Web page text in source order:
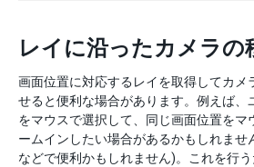
レイに沿ったカメラの
画面位置に対応するレイを取得してカメ
せると便利な場合があります。例えば、
をマウスで選択して、同じ画面位置をマ
ームインしたい場合があるかもしれませ
などで便利かもしれません)。これを行